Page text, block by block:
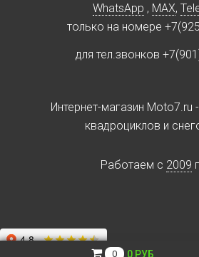
WhatsApp , MAX,
только на номере
для тел.звонков
Интернет-магазин Moto7.ru
квадроциклов и
Работаем c 2009
0 0 РУБ